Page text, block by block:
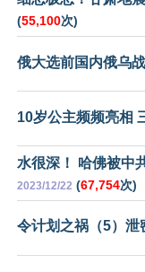
(55,100次)
俄大选前国内俄乌
10岁公主频频亮相
水很深！ 哈佛被中
2023/12/22 (67,754次)
令计划之祸（5）泄